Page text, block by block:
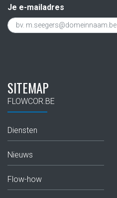
SITEMAP
FLOWCOR.BE
Diensten
Nieuws
Flow-how
Je e-mailadres